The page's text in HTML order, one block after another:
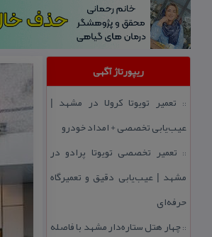
ریپورتاژ آگهی
:: تعمیر تویوتا كرولا در مشهد |
عیب‌یابی تخصصی + امداد خودرو
:: تعمیر تخصصی تویوتا پرادو در
مشهد | عیب‌یابی دقیق و تعمیرگاه
حرفه‌ای
::چهار هتل‌ ستاره‌دار مشهد با فاصله